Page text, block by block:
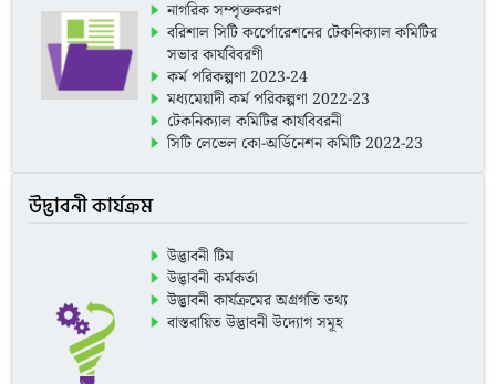
নাগরিক সম্পৃক্তকরণ
বরিশাল সিটি কর্পেোরেশনের টেকনিক্যাল কমিটির
সভার কার্যবিবরণী
কর্ম পরিকল্পণা 2023-24
মধ্যমেয়াদী কর্ম পরিকল্পণা 2022-23
টেকনিক্যাল কমিটির কার্যবিবরনী
সিটি লেভেল কো-অর্ডিনেশন কমিটি 2022-23
বার্ষিক প্রশাসনিক প্রতিবেদন ২০২৩-২৪
বরিশাল সিটি কর্পোরেশন মধ্যমেয়াদী কর্মপরিকল্পনা
২০২৪-২৫
নাগরিক জরিপ ২০২৪-২৫
উদ্ভাবনী কার্যক্রম
উদ্ভাবনী টিম
উদ্ভাবনী কর্মকর্তা
উদ্ভাবনী কার্যক্রমের অগ্রগতি তথ্য
বাস্তবায়িত উদ্ভাবনী উদ্যোগ সমূহ